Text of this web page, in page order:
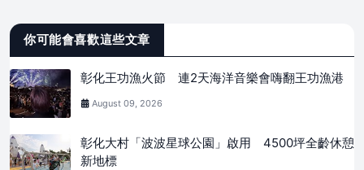
你可能會喜歡這些文章
彰化王功漁火節 連2天海洋音樂會嗨翻王功漁港
August 09, 2026
彰化大村「波波星球公園」啟用 4500坪全齡休憩
新地標